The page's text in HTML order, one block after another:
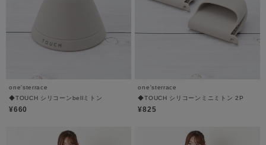
one'sterrace
◆TOUCH シリコーンbellミトン
¥660
one'sterrace
◆TOUCH シリコーンミニミトン 2P
¥825